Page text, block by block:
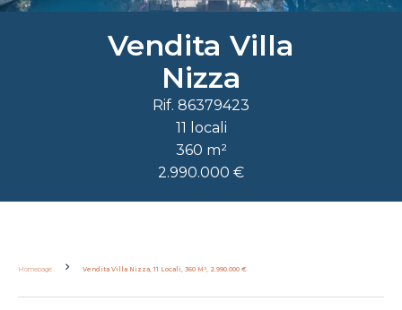
Vendita Villa
Nizza
Rif. 86379423
11 locali
360 m²
2.990.000 €
Homepage Vendita Villa Nizza, 11 Locali, 360 M², 2.990.000 €